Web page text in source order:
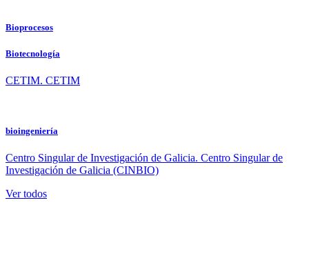
Bioprocesos
Biotecnología
CETIM. CETIM
bioingeniería
Centro Singular de Investigación de Galicia. Centro Singular de
Investigación de Galicia (CINBIO)
Ver todos